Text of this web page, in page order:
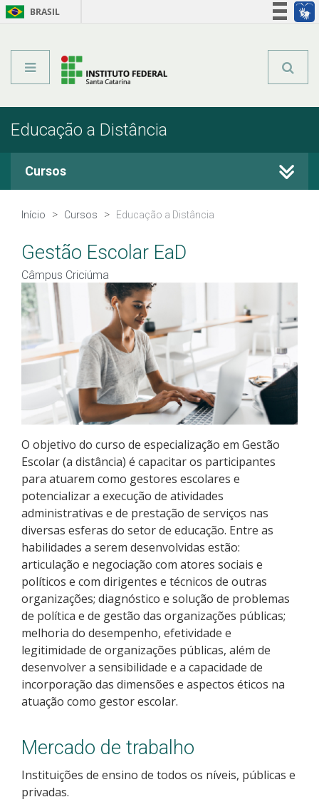
BRASIL
Educação a Distância
Cursos
Cursos Técnicos
Graduação
Qualificação Profissional
Pós-graduação
Educação a Distância
Educação de Jovens e Adultos
PartiuIF
Parcerias
Processo de Inscrição
Resultados
Como posso estudar no IFSC?
Calendário de inscrições
Cotas
Início Cursos Educação a Distância
Gestão Escolar EaD
Câmpus Criciúma
O objetivo do curso de especialização em Gestão
Escolar (a distância) é capacitar os participantes
para atuarem como gestores escolares e
potencializar a execução de atividades
administrativas e de prestação de serviços nas
diversas esferas do setor de educação. Entre as
habilidades a serem desenvolvidas estão:
articulação e negociação com atores sociais e
políticos e com dirigentes e técnicos de outras
organizações; diagnóstico e solução de problemas
de política e de gestão das organizações públicas;
melhoria do desempenho, efetividade e
legitimidade de organizações públicas, além de
desenvolver a sensibilidade e a capacidade de
incorporação das dimensões e aspectos éticos na
atuação como gestor escolar.
Mercado de trabalho
Instituições de ensino de todos os níveis, públicas e
privadas.